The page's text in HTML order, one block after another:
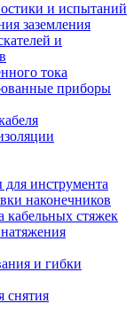
и испытаний
заземления
и
тока
приборы
инструмента
наконечников
кабельных стяжек
и гибки
снятия